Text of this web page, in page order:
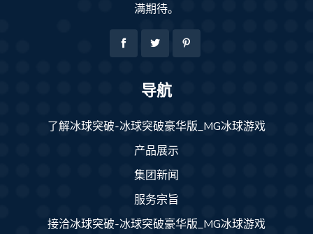
满期待。
导航
了解冰球突破-冰球突破豪华版_MG冰球游戏
产品展示
集团新闻
服务宗旨
接洽冰球突破-冰球突破豪华版_MG冰球游戏